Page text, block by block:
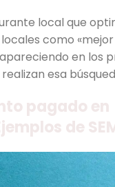
local que
como
en los
esa